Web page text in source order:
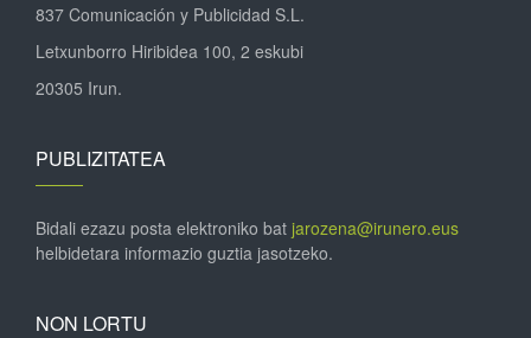
837 Comunicación y Publicidad S.L.
Letxunborro Hiribidea 100, 2 eskubi
20305 Irun.
PUBLIZITATEA
Bidali ezazu posta elektroniko bat jarozena@irunero.eus
helbidetara informazio guztia jasotzeko.
NON LORTU